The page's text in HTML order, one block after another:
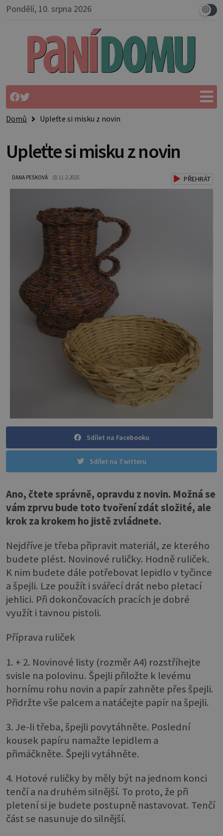
Pondělí, 10. srpna 2026
Domů Upleťte si misku z novin
Upleťte si misku z novin
DANA PEŠKOVÁ 11.2.2025 PŘEHRÁT
Sdílet na Facebooku
Sdílet na Twitteru
Ano, čtete správně, opravdu z novin. Možná se
vám zprvu bude toto tvoření zdát složité, ale
krok za krokem ho jistě zvládnete.
Nejdříve je třeba připravit materiál, ze kterého
budete plést. Novinové ruličky. Hodně ruliček.
K nim budete dále potřebovat lepidlo v tyčince
a špejli. Lze použít i svářecí drát nebo pletací
jehlici. Při dokončovacích pracích je dobré
využít i tavnou pistoli.
Příprava ruliček
1. + 2. Novinové listy (rozměr A4) rozstříhejte
svisle na polovinu. Špejli přiložte k levému
hornímu rohu novin a papír zahněte přes špejli.
Přidržte vše palcem a natáčejte papír na špejli.
3. Je-li třeba, špejli povytáhněte. Poslední
kousek papíru namažte lepidlem a
přimáčkněte. Špejli vytáhněte.
4. Hotové ruličky by měly být na jednom konci
tenčí a na druhém silnější. To proto, že při
pletení si je budete postupně nastavovat. Tenčí
část se nasunuje do silnější.